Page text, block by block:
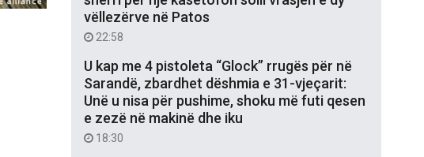
vëllezërve në Patos
22:58
U kap me 4 pistoleta “Glock” rrugës për në
Sarandë, zbardhet dëshmia e 31-vjeçarit:
Unë u nisa për pushime, shoku më futi qesen
e zezë në makinë dhe iku
18:30